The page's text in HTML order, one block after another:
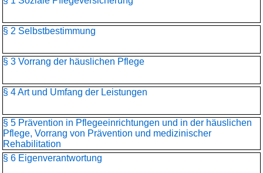
§ 2 Selbstbestimmung
§ 3 Vorrang der häuslichen Pflege
§ 4 Art und Umfang der Leistungen
§ 5 Prävention in Pflegeeinrichtungen und in der häuslichen
Pflege, Vorrang von Prävention und medizinischer
Rehabilitation
§ 6 Eigenverantwortung